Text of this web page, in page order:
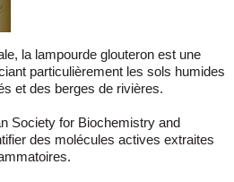
la lampourde glouteron est une
particulièrement les sols humides
et des berges de rivières.
Society for Biochemistry and
des molécules actives extraites